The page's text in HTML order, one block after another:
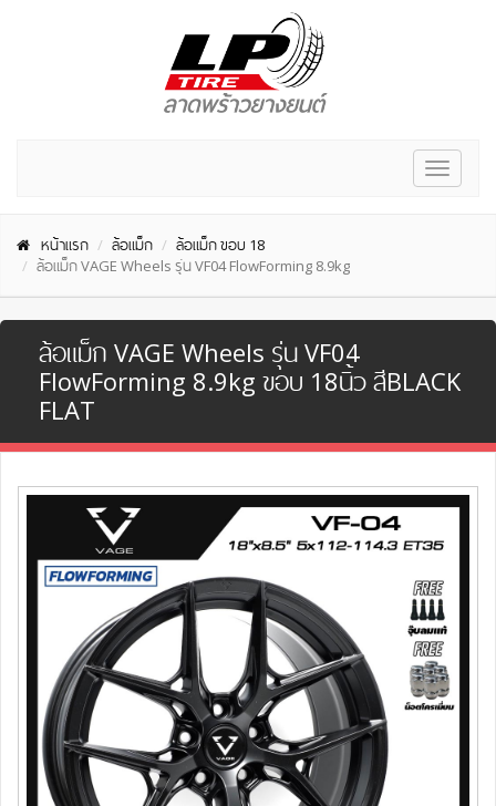
Toggle
หน้าแรก ล้อแม็ก
ล้อแม็ก ขอบ 18
ล้อแม็ก VAGE Wheels รุ่น VF04 FlowForming 8.9kg
ล้อแม็ก VAGE Wheels รุ่น VF04
FlowForming 8.9kg ขอบ 18นิ้ว สีBLACK
FLAT